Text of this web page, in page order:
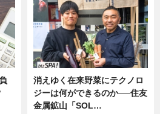
消えゆく在来野菜にテクノロ
ジーは何ができるのか──住友
金属鉱山「SOL…